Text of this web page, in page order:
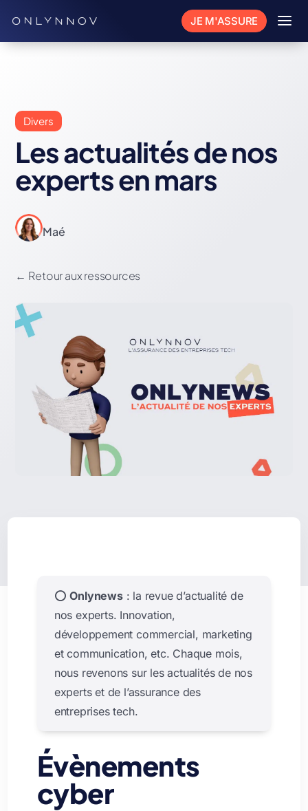
JE M'ASSURE a
Divers
Les actualités de nos
experts en mars
Maé
← Retour aux ressources
⭕Onlynews: la revue d’actualité de
nos experts. Innovation,
développement commercial, marketing
et communication, etc. Chaque mois,
nous revenons sur les actualités de nos
experts et de l’assurance des
entreprises tech.
Évènements
cyber